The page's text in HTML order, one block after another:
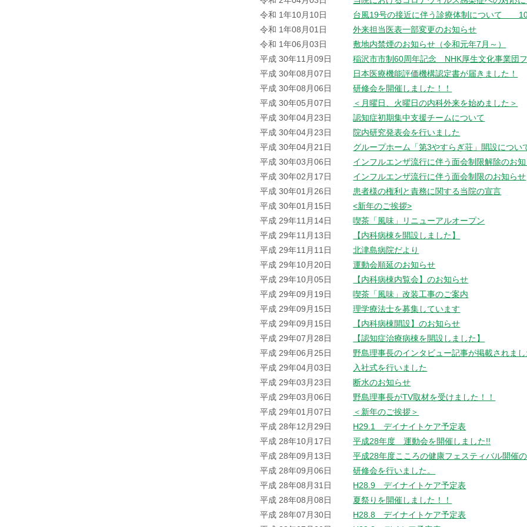
令和 1年10月10日
台風19号の接近に伴う診療体制について 10/
令和 1年08月01日
外来担当医表一部変更のお知らせ
令和 1年06月03日
敷地内禁煙のお知らせ（令和元年7月～）
平成 30年11月09日
稲沢市市制60周年記念 NHK厚生文化事業団
平成 30年08月07日
日本医療機能評価機構認定書が届きました！
平成 30年08月06日
研修会を開催しました！！
平成 30年05月07日
＜月曜日、火曜日の内科外来を始めました＞
平成 30年04月23日
認知症初期集中支援チームについて
平成 30年04月23日
院内研究発表会を行いました
平成 30年04月21日
グループホーム「第3やすらぎ荘」開設につい
平成 30年03月06日
インフルエンザ流行に伴う面会制限解除のお
平成 30年02月17日
インフルエンザ流行に伴う面会制限のお知らせ
平成 30年01月26日
患者様の権利と責務に関する当院の宣言
平成 30年01月15日
<新年のご挨拶>
平成 29年11月14日
喫茶「風味」リニューアルオープン
平成 29年11月13日
【内科病棟を開設しました】
平成 29年11月11日
北津島病院だより
平成 29年10月20日
運動会順延のお知らせ
平成 29年10月05日
【内科病棟内覧会】のお知らせ
平成 29年09月19日
喫茶「風味」改装工事のご案内
平成 29年09月15日
理学療法士を募集しています
平成 29年09月15日
【内科病棟開設】のお知らせ
平成 29年07月28日
【認知症治療病棟を開設しました】
平成 29年06月25日
野島理事長のインタビュー記事が掲載されま
平成 29年04月03日
入社式を行いました
平成 29年03月23日
断水のお知らせ
平成 29年03月06日
野島理事長がTV取材を受けました！！
平成 29年01月07日
＜新年のご挨拶＞
平成 28年12月29日
H29.1 デイナイトケア予定表
平成 28年10月17日
平成28年度 運動会を開催しました!!
平成 28年09月13日
平成28年度こころの健康フェスティバル開催
平成 28年09月06日
研修会を行いました。
平成 28年08月31日
H28.9 デイナイトケア予定表
平成 28年08月08日
夏祭りを開催しました！！
平成 28年07月30日
H28.8 デイナイトケア予定表